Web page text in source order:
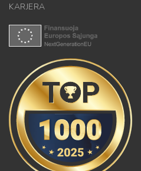
KARJERA